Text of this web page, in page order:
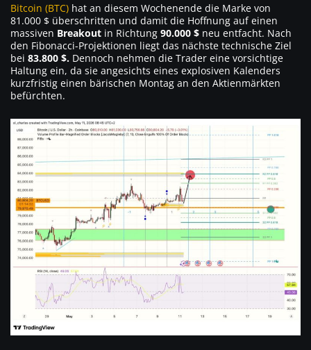
Bitcoin (BTC) hat an diesem Wochenende die Marke von
81.000 $ überschritten und damit die Hoffnung auf einen
massiven Breakout in Richtung 90.000 $ neu entfacht. Nach
den Fibonacci-Projektionen liegt das nächste technische Ziel
bei 83.800 $. Dennoch nehmen die Trader eine vorsichtige
Haltung ein, da sie angesichts eines explosiven Kalenders
kurzfristig einen bärischen Montag an den Aktienmärkten
befürchten.